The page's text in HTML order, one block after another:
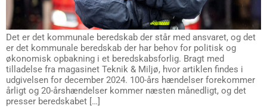
Det er det kommunale beredskab der står med ansvaret, og det
er det kommunale beredskab der har behov for politisk og
økonomisk opbakning i et beredskabsforlig. Bragt med
tilladelse fra magasinet Teknik & Miljø, hvor artiklen findes i
udgivelsen for december 2024. 100-års hændelser forekommer
årligt og 20-årshændelser kommer næsten månedligt, og det
presser beredskabet […]